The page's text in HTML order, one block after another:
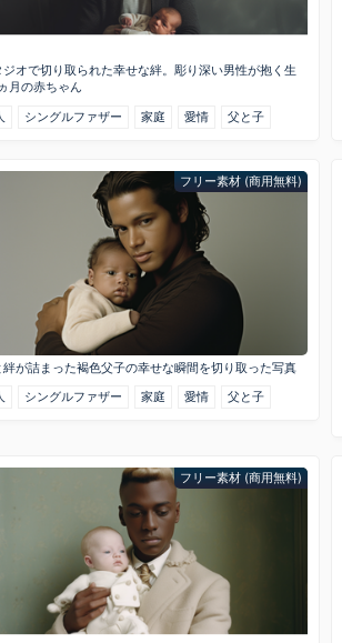
ジオで切り取られた幸せな絆。彫り深い男性が抱く生
月の赤ちゃん
シングルファザー 家庭 愛情 父と子
フリー素材 (商用無料)
絆が詰まった褐色父子の幸せな瞬間を切り取った写真
シングルファザー 家庭 愛情 父と子
フリー素材 (商用無料)